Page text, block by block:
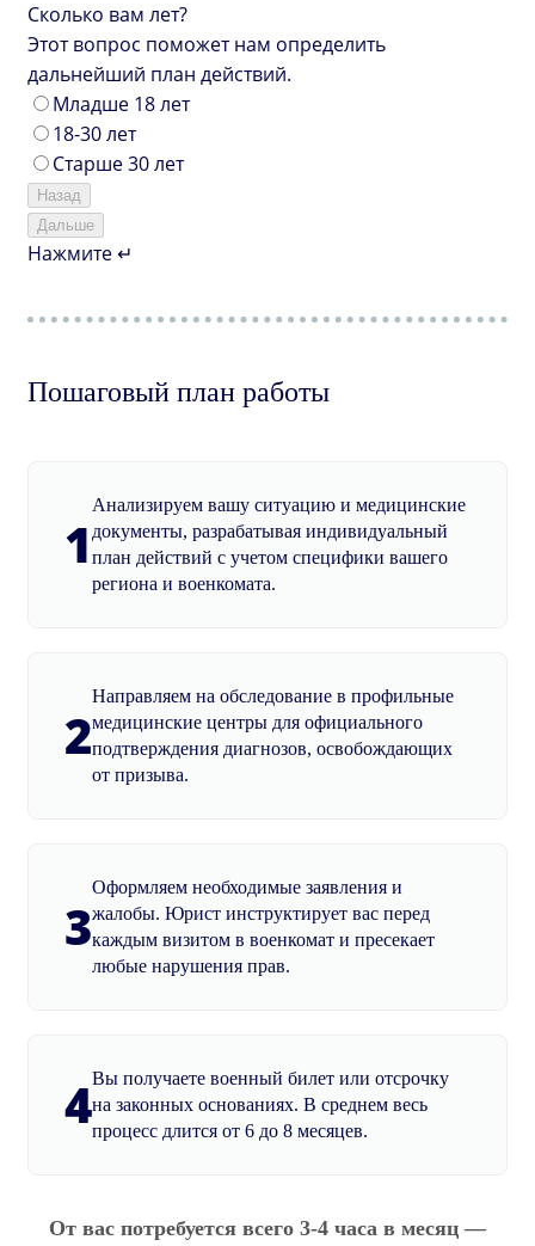
Сколько вам лет?
Этот вопрос поможет нам определить
дальнейший план действий.
Младше 18 лет
18-30 лет
Старше 30 лет
Назад
Дальше
Нажмите ↵
Пошаговый план работы
1
Анализируем вашу ситуацию и медицинские
документы, разрабатывая индивидуальный
план действий с учетом специфики вашего
региона и военкомата.
2
Направляем на обследование в профильные
медицинские центры для официального
подтверждения диагнозов, освобождающих
от призыва.
3
Оформляем необходимые заявления и
жалобы. Юрист инструктирует вас перед
каждым визитом в военкомат и пресекает
любые нарушения прав.
4Вы получаете военный билет или отсрочку
на законных основаниях. В среднем весь
процесс длится от 6 до 8 месяцев.
От вас потребуется всего 3-4 часа в месяц —